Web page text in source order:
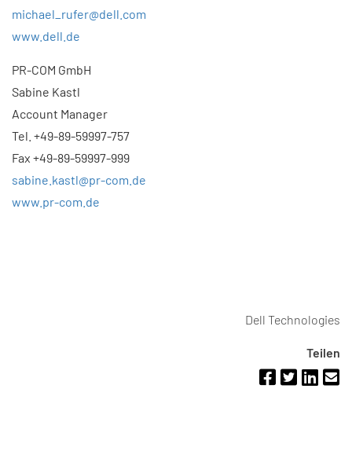
michael_rufer@dell.com
www.dell.de
PR-COM GmbH
Sabine Kastl
Account Manager
Tel. +49-89-59997-757
Fax +49-89-59997-999
sabine.kastl@pr-com.de
www.pr-com.de
Dell Technologies
Teilen